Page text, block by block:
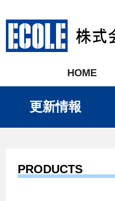
HOME
更新情報
PRODUCTS